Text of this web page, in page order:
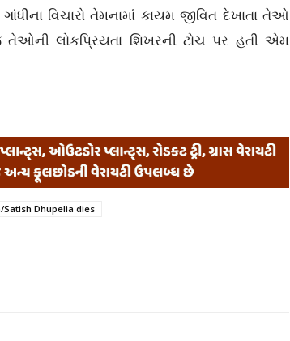
વિચારો તેમનામાં કાયમ જીવિત દેખાતા તેઓ
લોકપ્રિયતા શિખરની ટોચ પર હતી એમ
Dhupelia dies